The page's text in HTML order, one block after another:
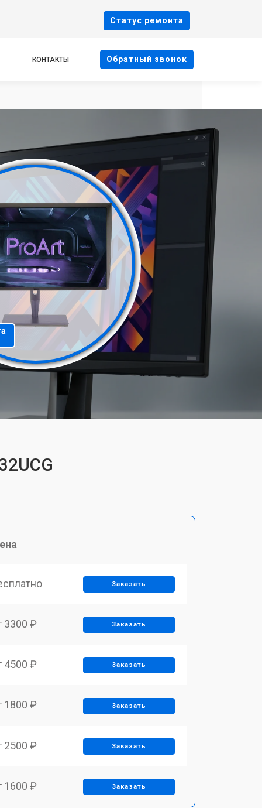
Cтатус ремонта
КОНТАКТЫ Oбратный звонок
Заказать
3300 ₽ Заказать
4500 ₽ Заказать
1800 ₽ Заказать
2500 ₽ Заказать
1600 ₽ Заказать